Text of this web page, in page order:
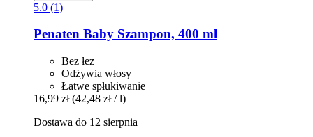
5.0 (1)
Penaten Baby Szampon, 400 ml
Bez łez
Odżywia włosy
Łatwe spłukiwanie
16,99 zł (42,48 zł / l)
Dostawa do 12 sierpnia